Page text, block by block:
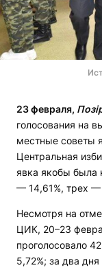
23 февраля,
голосования на
местные советы
Центральная
явка якобы была
— 14,61%, трех —
Несмотря на
ЦИК, 20–23
проголосовало
5,72%; за два